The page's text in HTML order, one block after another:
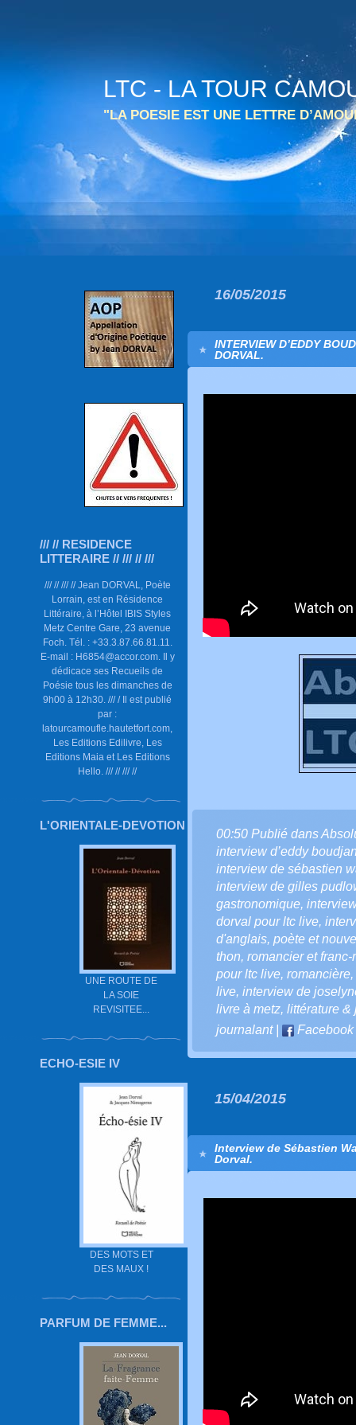
LTC - LA TOUR
"LA POESIE EST UNE LETTRE
/// // RESIDENCE
LITTERAIRE // /// // ///
/// // /// // Jean DORVAL, Poète
Lorrain, est en Résidence
Littéraire, à l’Hôtel IBIS Styles
Metz Centre Gare, 23 avenue
Foch. Tél. : +33.3.87.66.81.11.
E-mail : H6854@accor.com. Il y
dédicace ses Recueils de
Poésie tous les dimanches de
9h00 à 12h30. /// / Il est publié
par :
latourcamoufle.hautetfort.com,
Les Editions Edilivre, Les
Editions Maia et Les Editions
Hello. /// // /// //
L'ORIENTALE-DEVOTION
UNE ROUTE DE
LA SOIE
REVISITEE...
ECHO-ESIE IV
DES MOTS ET
DES MAUX !
PARFUM DE FEMME...
16/05/2015
INTERVIEW D’EDDY
DORVAL.
00:50 Publié dans
interview d’eddy
interview de sébastien
interview de gilles
gastronomique,
dorval pour ltc live,
d'anglais, poète et
thon, romancier et franc-
pour ltc live, romancière,
live, interview de
livre à metz, littérature &
journalant| Facebook
15/04/2015
Interview de Sébastien
Dorval.